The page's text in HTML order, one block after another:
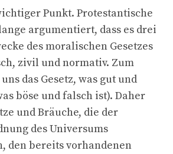
Punkt. Protestantische
argumentiert, dass es drei
des moralischen Gesetzes
zivil und normativ. Zum
das Gesetz, was gut und
böse und falsch ist). Daher
und Bräuche, die der
des Universums
den bereits vorhandenen